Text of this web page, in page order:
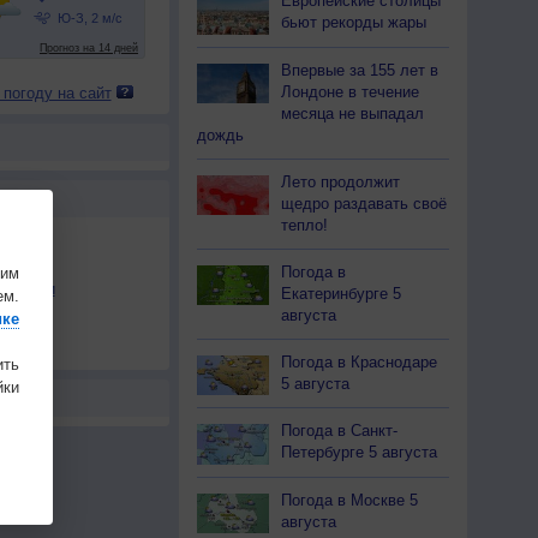
на сайт
бьют рекорды жары
Впервые за 155 лет в
Лондоне в течение
месяца не выпадал
дождь
Лето продолжит
щедро раздавать своё
тепло!
Погода в
Екатеринбурге 5
августа
Погода в Краснодаре
5 августа
Погода в Санкт-
Петербурге 5 августа
Погода в Москве 5
августа